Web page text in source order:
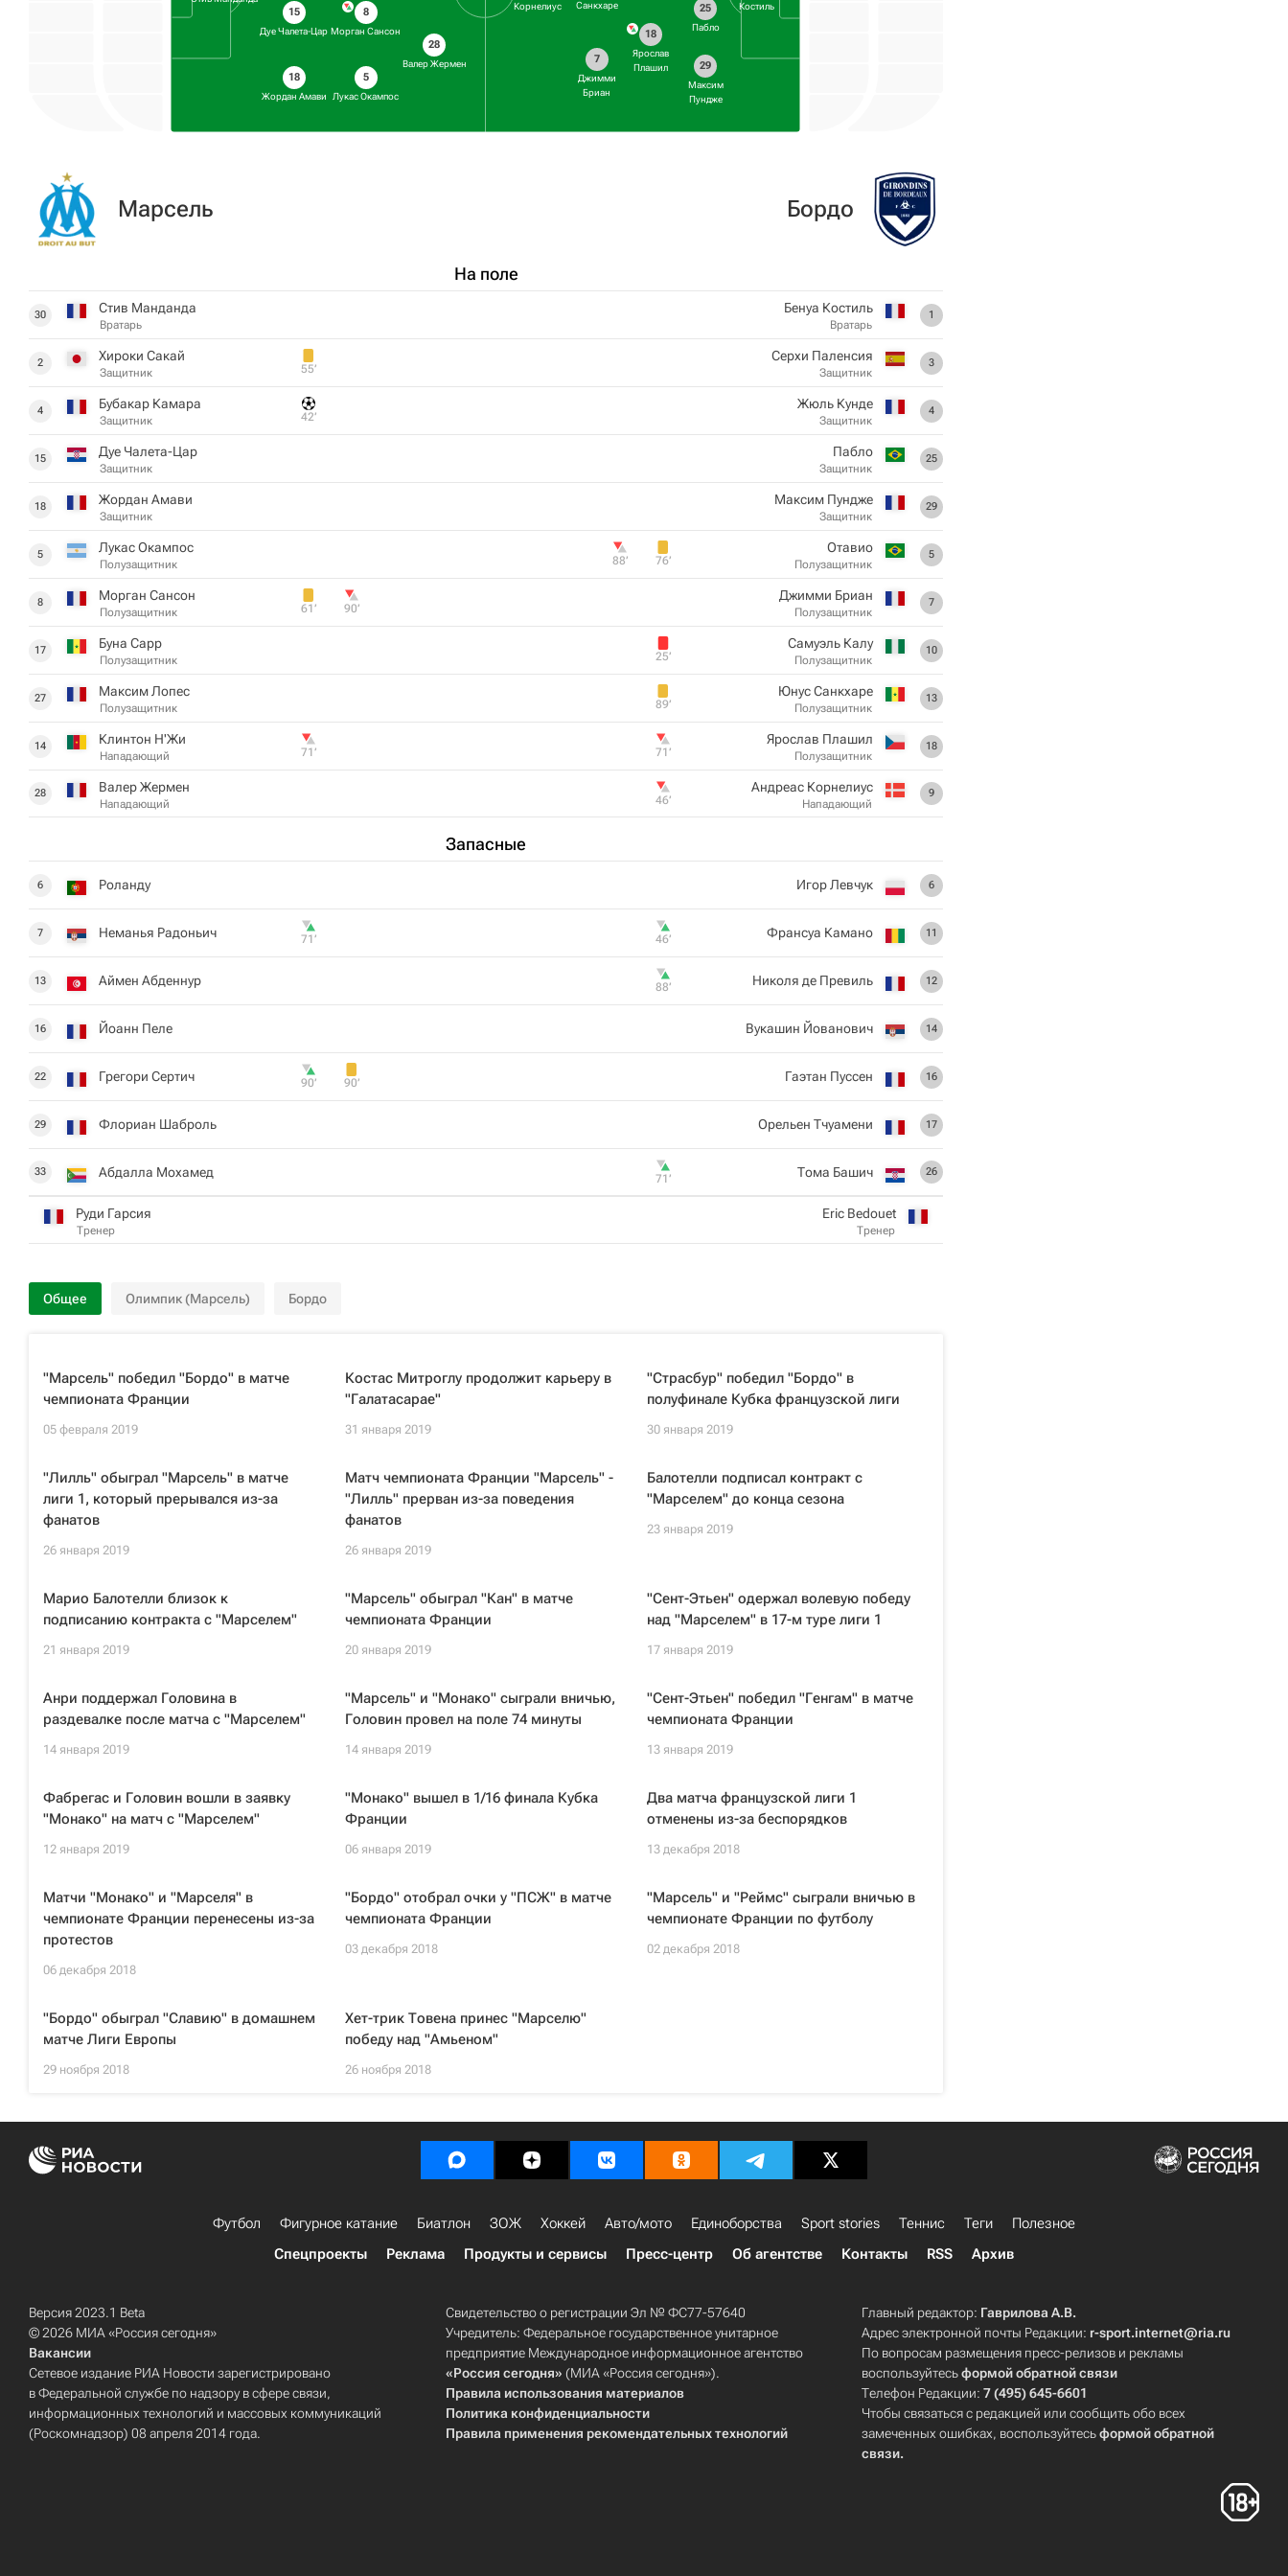
15
Дуе Чалета-Цар
18
Жордан Амави
8
Морган Сансон
5
Лукас Окампос
28
Валер Жермен
Костиль
25
Пабло
29
Максим
Пундже
18
Ярослав
Плашил
Санкхаре
7
Джимми
Бриан
Корнелиус
Марсель
На поле
30 Стив Манданда
Вратарь
2 Хироки Сакай
Защитник 55‎’‎
4 Бубакар Камара
Защитник 42‎’‎
15 Дуе Чалета-Цар
Защитник
18 Жордан Амави
Защитник
5 Лукас Окампос
Полузащитник
8 Морган Сансон
Полузащитник 61‎’‎ 90‎’‎
17 Буна Сарр
Полузащитник
27 Максим Лопес
Полузащитник
14 Клинтон Н'Жи
Нападающий 71‎’‎
28 Валер Жермен
Нападающий
Запасные
6 Роланду
7 Неманья Радоньич 71‎’‎
13 Аймен Абденнур
16 Йоанн Пеле
22 Грегори Сертич 90‎’‎ 90‎’‎
29 Флориан Шаброль
33 Абдалла Мохамед
Руди Гарсия
Тренер
Бордо
1
Бенуа Костиль
Вратарь
3
Серхи Паленсия
Защитник
4
Жюль Кунде
Защитник
25
Пабло
Защитник
29
Максим Пундже
Защитник
5
Отавио
Полузащитник
76‎’‎
88‎’‎
7
Джимми Бриан
Полузащитник
10
Самуэль Калу
Полузащитник
25‎’‎
13
Юнус Санкхаре
Полузащитник
89‎’‎
18
Ярослав Плашил
Полузащитник
71‎’‎
9
Андреас Корнелиус
Нападающий
46‎’‎
6
Игор Левчук
11
Франсуа Камано
46‎’‎
12
Николя де Превиль
88‎’‎
14
Вукашин Йованович
16
Гаэтан Пуссен
17
Орельен Тчуамени
26
Тома Башич
71‎’‎
Eric Bedouet
Тренер
Общее Олимпик (Марсель) Бордо
"Марсель" победил "Бордо" в матче
чемпионата Франции
05 февраля 2019
Костас Митроглу продолжит карьеру в
"Галатасарае"
31 января 2019
"Страсбур" победил "Бордо" в
полуфинале Кубка французской лиги
30 января 2019
"Лилль" обыграл "Марсель" в матче
лиги 1, который прерывался из-за
фанатов
26 января 2019
Матч чемпионата Франции "Марсель" -
"Лилль" прерван из-за поведения
фанатов
26 января 2019
Балотелли подписал контракт с
"Марселем" до конца сезона
23 января 2019
Марио Балотелли близок к
подписанию контракта с "Марселем"
21 января 2019
"Марсель" обыграл "Кан" в матче
чемпионата Франции
20 января 2019
"Сент-Этьен" одержал волевую победу
над "Марселем" в 17-м туре лиги 1
17 января 2019
Анри поддержал Головина в
раздевалке после матча с "Марселем"
14 января 2019
"Марсель" и "Монако" сыграли вничью,
Головин провел на поле 74 минуты
14 января 2019
"Сент-Этьен" победил "Генгам" в матче
чемпионата Франции
13 января 2019
Фабрегас и Головин вошли в заявку
"Монако" на матч с "Марселем"
12 января 2019
"Монако" вышел в 1/16 финала Кубка
Франции
06 января 2019
Два матча французской лиги 1
отменены из-за беспорядков
13 декабря 2018
Матчи "Монако" и "Марселя" в
чемпионате Франции перенесены из-за
протестов
06 декабря 2018
"Бордо" отобрал очки у "ПСЖ" в матче
чемпионата Франции
03 декабря 2018
"Марсель" и "Реймс" сыграли вничью в
чемпионате Франции по футболу
02 декабря 2018
"Бордо" обыграл "Славию" в домашнем
матче Лиги Европы
29 ноября 2018
Хет-трик Товена принес "Марселю"
победу над "Амьеном"
26 ноября 2018
Футбол Фигурное катание Биатлон ЗОЖ Хоккей Авто/мото Единоборства Sport stories Теннис Теги
Полезное
Спецпроекты
Реклама Продукты и сервисы Пресс-центр Об агентстве Контакты RSS Архив
Версия 2023.1 Beta
© 2026 МИА «Россия сегодня»
Вакансии
Сетевое издание РИА Новости зарегистрировано
в Федеральной службе по надзору в сфере связи,
информационных технологий и массовых коммуникаций
(Роскомнадзор) 08 апреля 2014 года.
Свидетельство о регистрации Эл № ФС77-57640
Учредитель: Федеральное государственное унитарное
предприятие Международное информационное агентство
«Россия сегодня» (МИА «Россия сегодня»).
Правила использования материалов
Политика конфиденциальности
Правила применения рекомендательных технологий
Главный редактор: Гаврилова А.В.
Адрес электронной почты Редакции: r-sport.internet@ria.ru
По вопросам размещения пресс-релизов и рекламы
воспользуйтесьформой обратной связи
Телефон Редакции:7 (495) 645-6601
Чтобы связаться с редакцией или сообщить обо всех
замеченных ошибках, воспользуйтесьформой обратной
связи.